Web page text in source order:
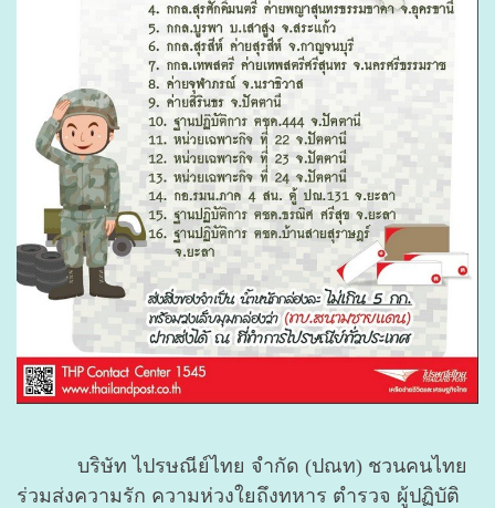
บริษัท ไปรษณีย์ไทย จำกัด (ปณท) ชวนคนไทย
ร่วมส่งความรัก ความห่วงใยถึงทหาร ตำรวจ ผู้ปฏิบัติ